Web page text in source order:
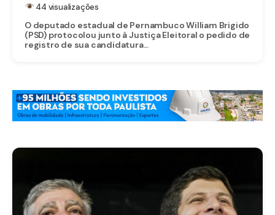
44 visualizações
O deputado estadual de Pernambuco William Brigido
(PSD) protocolou junto à Justiça Eleitoral o pedido de
registro de sua candidatura...